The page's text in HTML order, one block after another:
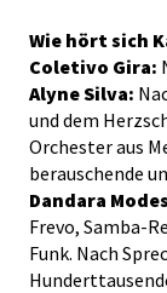
Wie hört sich
Coletivo Gira:
Alyne Silva:
und dem
Orchester aus
berauschende
Dandara
Frevo, Samba-
Funk. Nach